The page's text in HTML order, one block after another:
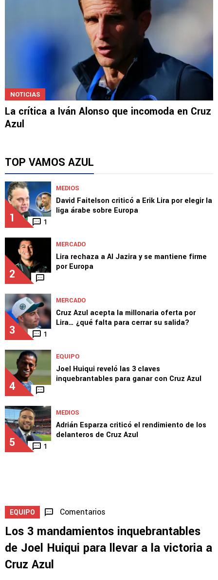
NOTICIAS
La crítica a Iván Alonso que incomoda en Cruz
Azul
TOP VAMOS AZUL
1 1
MEDIOS
David Faitelson criticó a Erik Lira por elegir la
liga árabe sobre Europa
2
MERCADO
Lira rechaza a Al Jazira y se mantiene firme
por Europa
3 1
MERCADO
Cruz Azul acepta la millonaria oferta por
Lira… ¿qué falta para cerrar su salida?
4
EQUIPO
Joel Huiqui reveló las 3 claves
inquebrantables para ganar con Cruz Azul
5 1
MEDIOS
Adrián Esparza criticó el rendimiento de los
delanteros de Cruz Azul
EQUIPO Comentarios
Los 3 mandamientos inquebrantables
de Joel Huiqui para llevar a la victoria a
Cruz Azul